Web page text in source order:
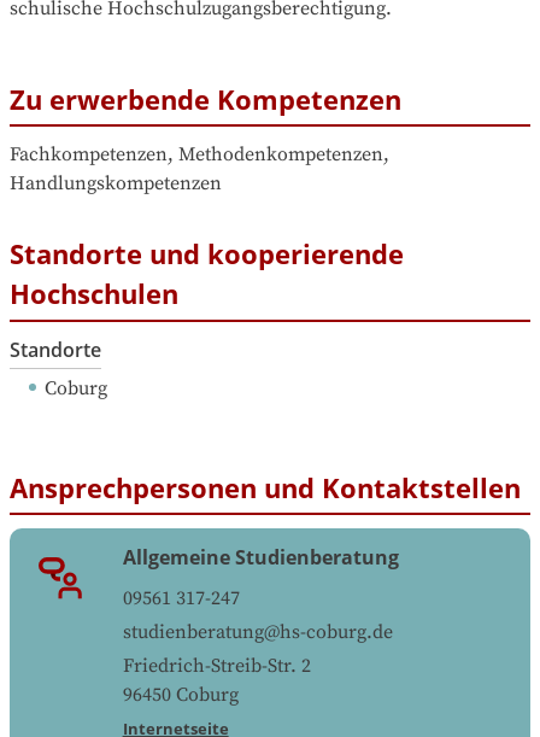
schulische Hochschulzugangsberechtigung.
Zu erwerbende Kompetenzen
Fachkompetenzen, Methodenkompetenzen,
Handlungskompetenzen
Standorte und kooperierende
Hochschulen
Standorte
Coburg
Ansprechpersonen und Kontaktstellen
Allgemeine Studienberatung
09561 317-247
studienberatung@hs-coburg.de
Friedrich-Streib-Str. 2
96450 Coburg
Internetseite